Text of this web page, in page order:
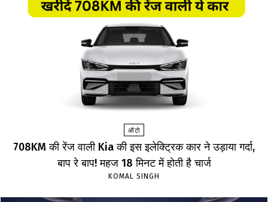
ऑटो
708KM की रेंज वाली Kia की इस इलेक्ट्रिक कार ने उड़ाया गर्दा,
बाप रे बाप! महज 18 मिनट में होती है चार्ज
KOMAL SINGH